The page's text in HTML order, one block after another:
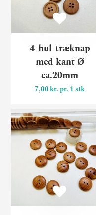
4-hul-træknap
med kant Ø
ca.20mm
7,00 kr. pr. 1 stk